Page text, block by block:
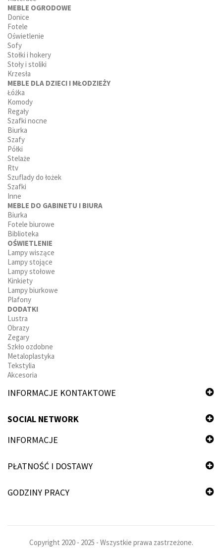
MEBLE OGRODOWE
Donice
Fotele
Oświetlenie
Sofy
Stołki i hokery
Stoły i stoliki
Krzesła
MEBLE DLA DZIECI I MŁODZIEŻY
Łóżka
Komody
Regały
Szafki nocne
Biurka
Szafy
Półki
Stelaże
Rtv
Szuflady do łożek
Szafki
Inne
MEBLE DO GABINETU I BIURA
Biurka
Fotele biurowe
Biblioteka
OŚWIETLENIE
Lampy wiszące
Lampy stojące
Lampy stołowe
Kinkiety
Lampy biurkowe
Plafony
DODATKI
Lustra
Obrazy
Zegary
Szkło ozdobne
Metaloplastyka
Tekstylia
Akcesoria
INFORMACJE KONTAKTOWE
SOCIAL NETWORK
INFORMACJE
PŁATNOŚĆ I DOSTAWY
GODZINY PRACY
Copyright 2020 - 2025 - Wszystkie prawa zastrzeżone.